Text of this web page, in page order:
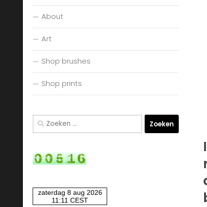
About
Art
Shop brushes
Shop prints
Zoeken
naar: